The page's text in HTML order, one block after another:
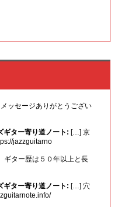
ッセージありがとうござい
ター寄り道ノート: […] 京
jazzguitarno
ギター歴は５０年以上と長
ター寄り道ノート: […] 穴